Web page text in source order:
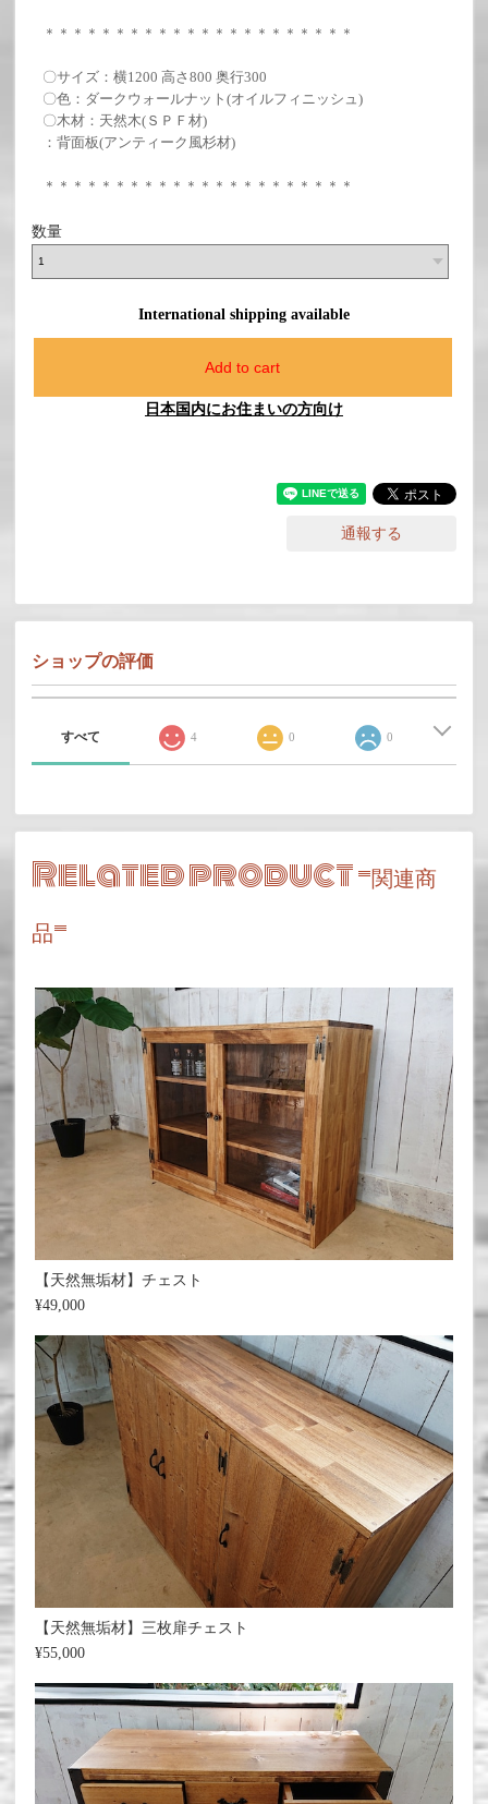
＊＊＊＊＊＊＊＊＊＊＊＊＊＊＊＊＊＊＊＊＊＊
〇サイズ：横1200 高さ800 奥行300
〇色：ダークウォールナット(オイルフィニッシュ)
〇木材：天然木(ＳＰＦ材)
：背面板(アンティーク風杉材)
＊＊＊＊＊＊＊＊＊＊＊＊＊＊＊＊＊＊＊＊＊＊
数量
International shipping available
Add to cart
日本国内にお住まいの方向け
通報する
ショップの評価
すべて 4 0 0
Related product -関連商
品-
【天然無垢材】チェスト
¥49,000
【天然無垢材】三枚扉チェスト
¥55,000